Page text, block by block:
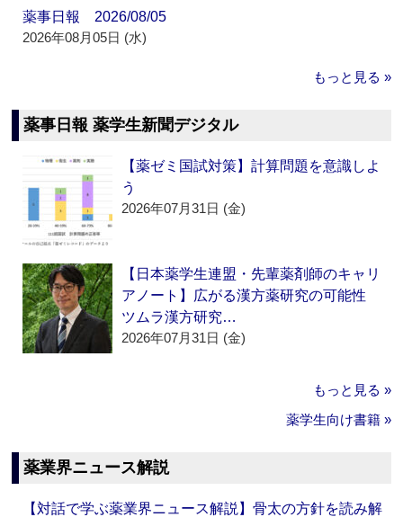
薬事日報 2026/08/05
2026年08月05日 (水)
もっと見る »
薬事日報 薬学生新聞デジタル
【薬ゼミ国試対策】計算問題を意識しよ
う
2026年07月31日 (金)
【日本薬学生連盟・先輩薬剤師のキャリ
アノート】広がる漢方薬研究の可能性
ツムラ漢方研究…
2026年07月31日 (金)
もっと見る »
薬学生向け書籍 »
薬業界ニュース解説
【対話で学ぶ薬業界ニュース解説】骨太の方針を読み解